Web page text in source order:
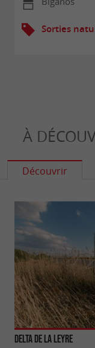
Sorties
À
Découvrir
Delta de la Leyre